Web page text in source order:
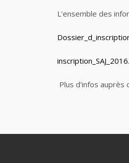
L'ensemble des
Plus d'infos auprès